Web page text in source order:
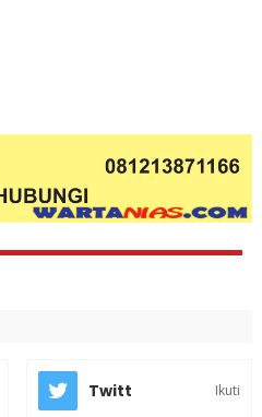
Twitt Ikuti